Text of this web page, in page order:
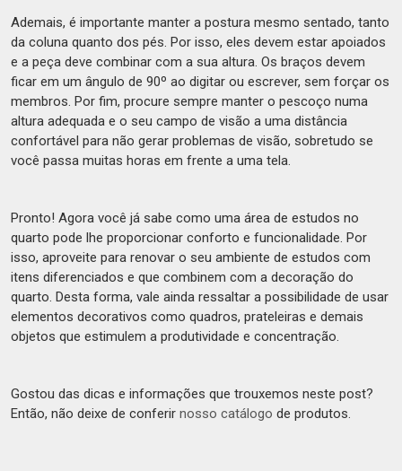
Ademais, é importante manter a postura mesmo sentado, tanto
da coluna quanto dos pés. Por isso, eles devem estar apoiados
e a peça deve combinar com a sua altura. Os braços devem
ficar em um ângulo de 90º ao digitar ou escrever, sem forçar os
membros. Por fim, procure sempre manter o pescoço numa
altura adequada e o seu campo de visão a uma distância
confortável para não gerar problemas de visão, sobretudo se
você passa muitas horas em frente a uma tela.
Pronto! Agora você já sabe como uma área de estudos no
quarto pode lhe proporcionar conforto e funcionalidade. Por
isso, aproveite para renovar o seu ambiente de estudos com
itens diferenciados e que combinem com a decoração do
quarto. Desta forma, vale ainda ressaltar a possibilidade de usar
elementos decorativos como quadros, prateleiras e demais
objetos que estimulem a produtividade e concentração.
Gostou das dicas e informações que trouxemos neste post?
Então, não deixe de conferir nosso catálogo de produtos.